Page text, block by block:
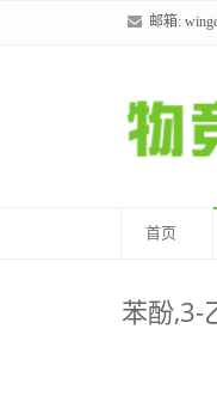
邮箱:
首页
苯酚,3-